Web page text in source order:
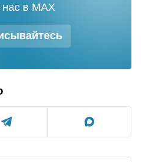
в MAX